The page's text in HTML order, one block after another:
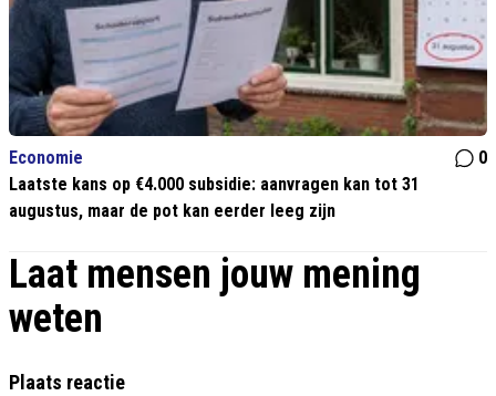
Economie
0
Laatste kans op €4.000 subsidie: aanvragen kan tot 31
augustus, maar de pot kan eerder leeg zijn
Laat mensen jouw mening
weten
Plaats reactie